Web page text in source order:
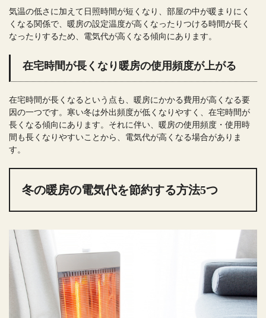
気温の低さに加えて日照時間が短くなり、部屋の中が暖まりにく
くなる関係で、暖房の設定温度が高くなったりつける時間が長く
なったりするため、電気代が高くなる傾向にあります。
在宅時間が長くなり暖房の使用頻度が上がる
在宅時間が長くなるという点も、暖房にかかる費用が高くなる要
因の一つです。寒い冬は外出頻度が低くなりやすく、在宅時間が
長くなる傾向にあります。それに伴い、暖房の使用頻度・使用時
間も長くなりやすいことから、電気代が高くなる場合がありま
す。
冬の暖房の電気代を節約する方法5つ